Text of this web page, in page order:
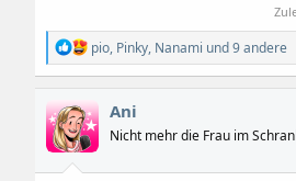
R
e
a
t
i
o
n
pio, Pinky, Nanami und 9 andere
Ani
Nicht mehr die Frau im